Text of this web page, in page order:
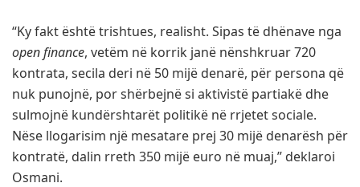
“Ky fakt është trishtues, realisht. Sipas të dhënave nga
open finance, vetëm në korrik janë nënshkruar 720
kontrata, secila deri në 50 mijë denarë, për persona që
nuk punojnë, por shërbejnë si aktivistë partiakë dhe
sulmojnë kundërshtarët politikë në rrjetet sociale.
Nëse llogarisim një mesatare prej 30 mijë denarësh për
kontratë, dalin rreth 350 mijë euro në muaj,” deklaroi
Osmani.